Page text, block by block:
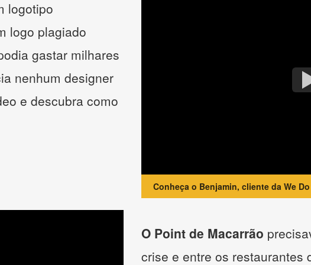
logotipo
logo plagiado
gastar milhares
nenhum designer
e descubra como
Conheça o Benjamin, cliente da We
O Point de Macarrão
crise e entre os restaurantes